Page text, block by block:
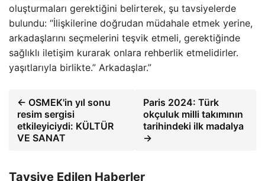
oluşturmaları gerektiğini belirterek, şu tavsiyelerde
bulundu: “İlişkilerine doğrudan müdahale etmek yerine,
arkadaşlarını seçmelerini teşvik etmeli, gerektiğinde
sağlıklı iletişim kurarak onlara rehberlik etmelidirler.
yaşıtlarıyla birlikte.” Arkadaşlar.”
← OSMEK'in yıl sonu
resim sergisi
etkileyiciydi: KÜLTÜR
VE SANAT
Paris 2024: Türk
okçuluk milli takımının
tarihindeki ilk madalya
→
Tavsiye Edilen Haberler